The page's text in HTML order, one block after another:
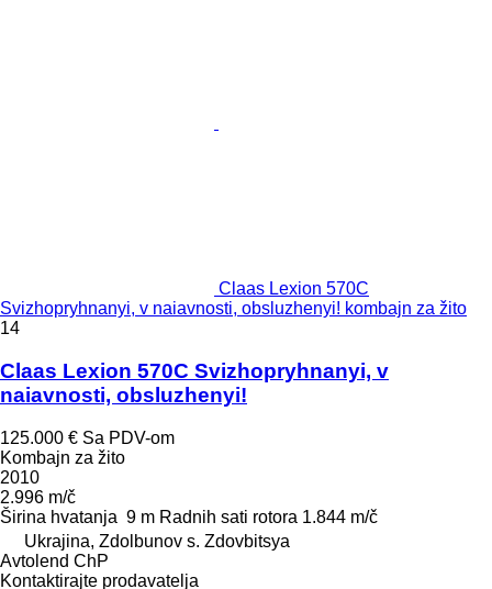
Claas Lexion 570C
Svizhopryhnanyi, v naiavnosti, obsluzhenyi! kombajn za žito
14
Claas Lexion 570C Svizhopryhnanyi, v
naiavnosti, obsluzhenyi!
125.000 € Sa PDV-om
Kombajn za žito
2010
2.996 m/č
Širina hvatanja 9 m Radnih sati rotora 1.844 m/č
Ukrajina, Zdolbunov s. Zdovbitsya
Avtolend ChP
Kontaktirajte prodavatelja